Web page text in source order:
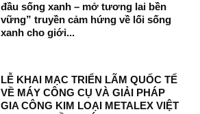
đầu sống xanh – mở tương lai bền
vững” truyền cảm hứng về lối sống
xanh cho giới...
LỄ KHAI MẠC TRIỂN LÃM QUỐC TẾ
VỀ MÁY CÔNG CỤ VÀ GIẢI PHÁP
GIA CÔNG KIM LOẠI METALEX VIỆT